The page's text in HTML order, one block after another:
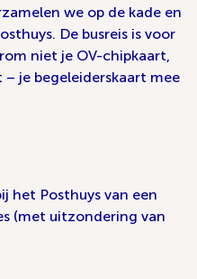
we op de kade en
De busreis is voor
niet je OV-chipkaart,
– je begeleiderskaart mee
het Posthuys van een
(met uitzondering van